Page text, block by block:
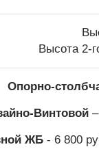
Высота 2-
Опорно-
Винтовой–
ЖБ - 6 800